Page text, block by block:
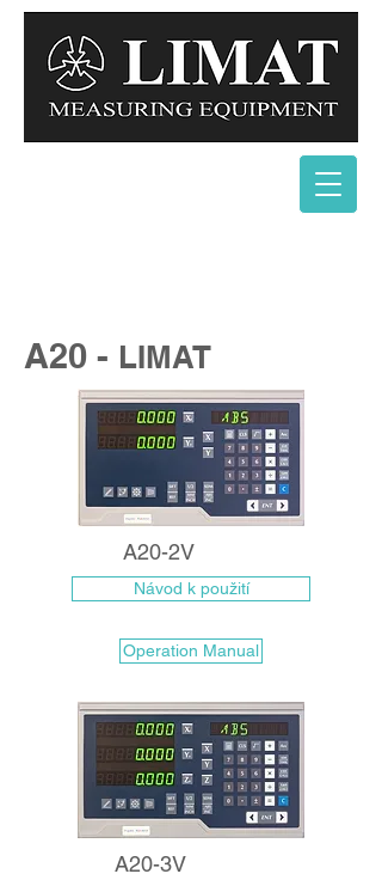
A20 - LIMAT
A20-2V
Návod k použití
Operation Manual
A20-3V